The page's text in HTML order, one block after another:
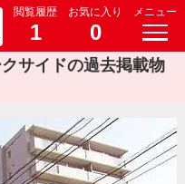
閲覧履歴
1
お気に入り
0
メニュー
サイドの過去掲載物